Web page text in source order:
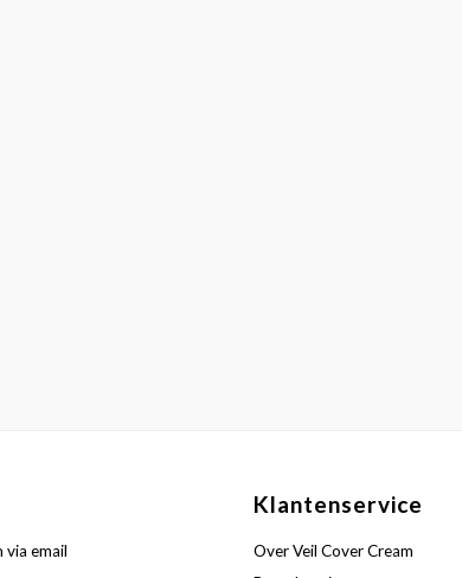
email
Klantenservice
Over Veil Cover Cream